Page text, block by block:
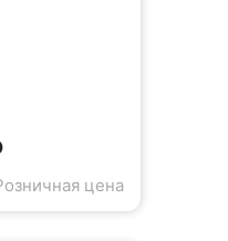
цена